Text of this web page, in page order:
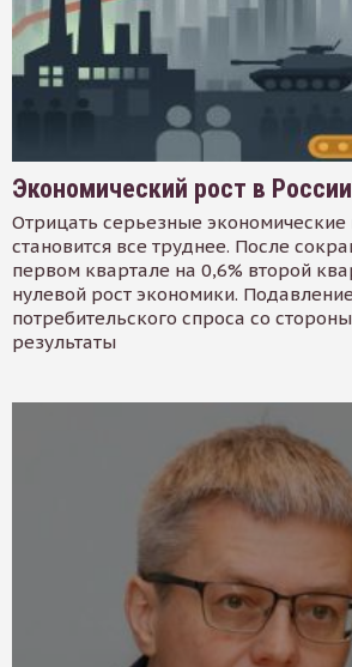
Экономический рост в
Отрицать серьезные
становится все труднее. После
первом квартале на 0,6% второй
нулевой рост экономики.
потребительского спроса со
результаты